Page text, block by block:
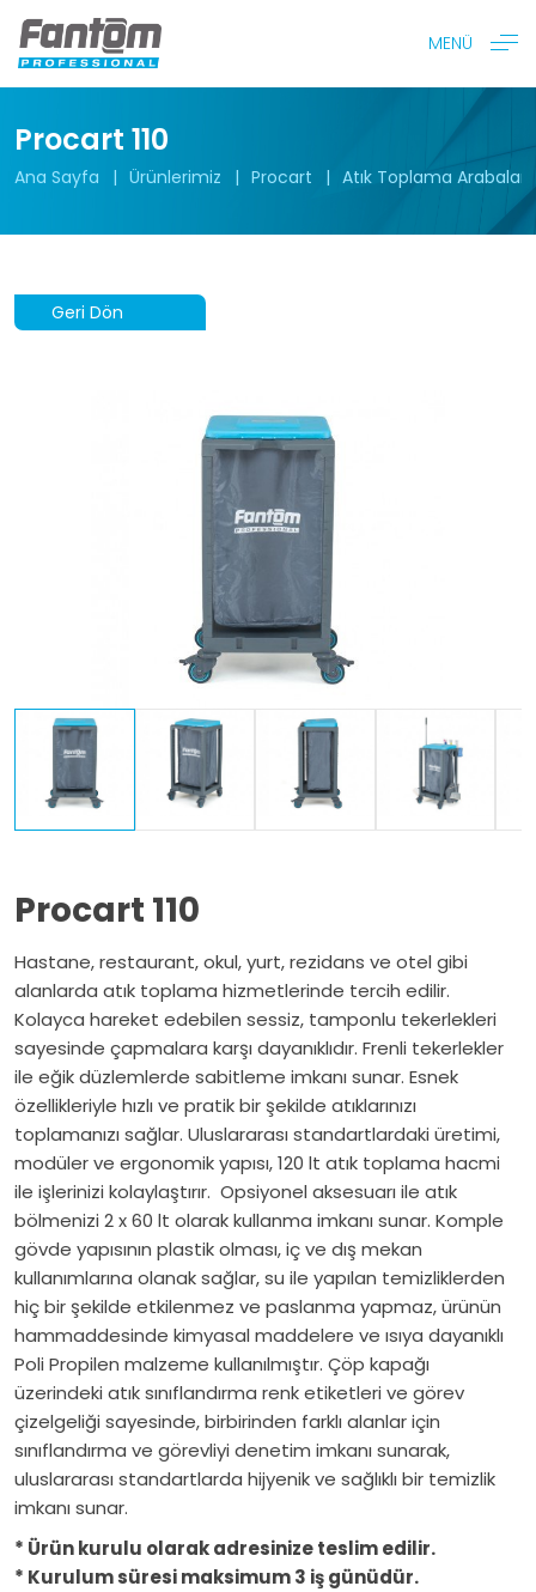
MENÜ
Procart 110
Ana Sayfa Ürünlerimiz Procart Atık Toplama Arabaları
Geri Dön
Procart 110
Hastane, restaurant, okul, yurt, rezidans ve otel gibi
alanlarda atık toplama hizmetlerinde tercih edilir.
Kolayca hareket edebilen sessiz, tamponlu tekerlekleri
sayesinde çapmalara karşı dayanıklıdır. Frenli tekerlekler
ile eğik düzlemlerde sabitleme imkanı sunar. Esnek
özellikleriyle hızlı ve pratik bir şekilde atıklarınızı
toplamanızı sağlar. Uluslararası standartlardaki üretimi,
modüler ve ergonomik yapısı, 120 lt atık toplama hacmi
ile işlerinizi kolaylaştırır. Opsiyonel aksesuarı ile atık
bölmenizi 2 x 60 lt olarak kullanma imkanı sunar. Komple
gövde yapısının plastik olması, iç ve dış mekan
kullanımlarına olanak sağlar, su ile yapılan temizliklerden
hiç bir şekilde etkilenmez ve paslanma yapmaz, ürünün
hammaddesinde kimyasal maddelere ve ısıya dayanıklı
Poli Propilen malzeme kullanılmıştır. Çöp kapağı
üzerindeki atık sınıflandırma renk etiketleri ve görev
çizelgeliği sayesinde, birbirinden farklı alanlar için
sınıflandırma ve görevliyi denetim imkanı sunarak,
uluslararası standartlarda hijyenik ve sağlıklı bir temizlik
imkanı sunar.
* Ürün kurulu olarak adresinize teslim edilir.
* Kurulum süresi maksimum 3 iş günüdür.